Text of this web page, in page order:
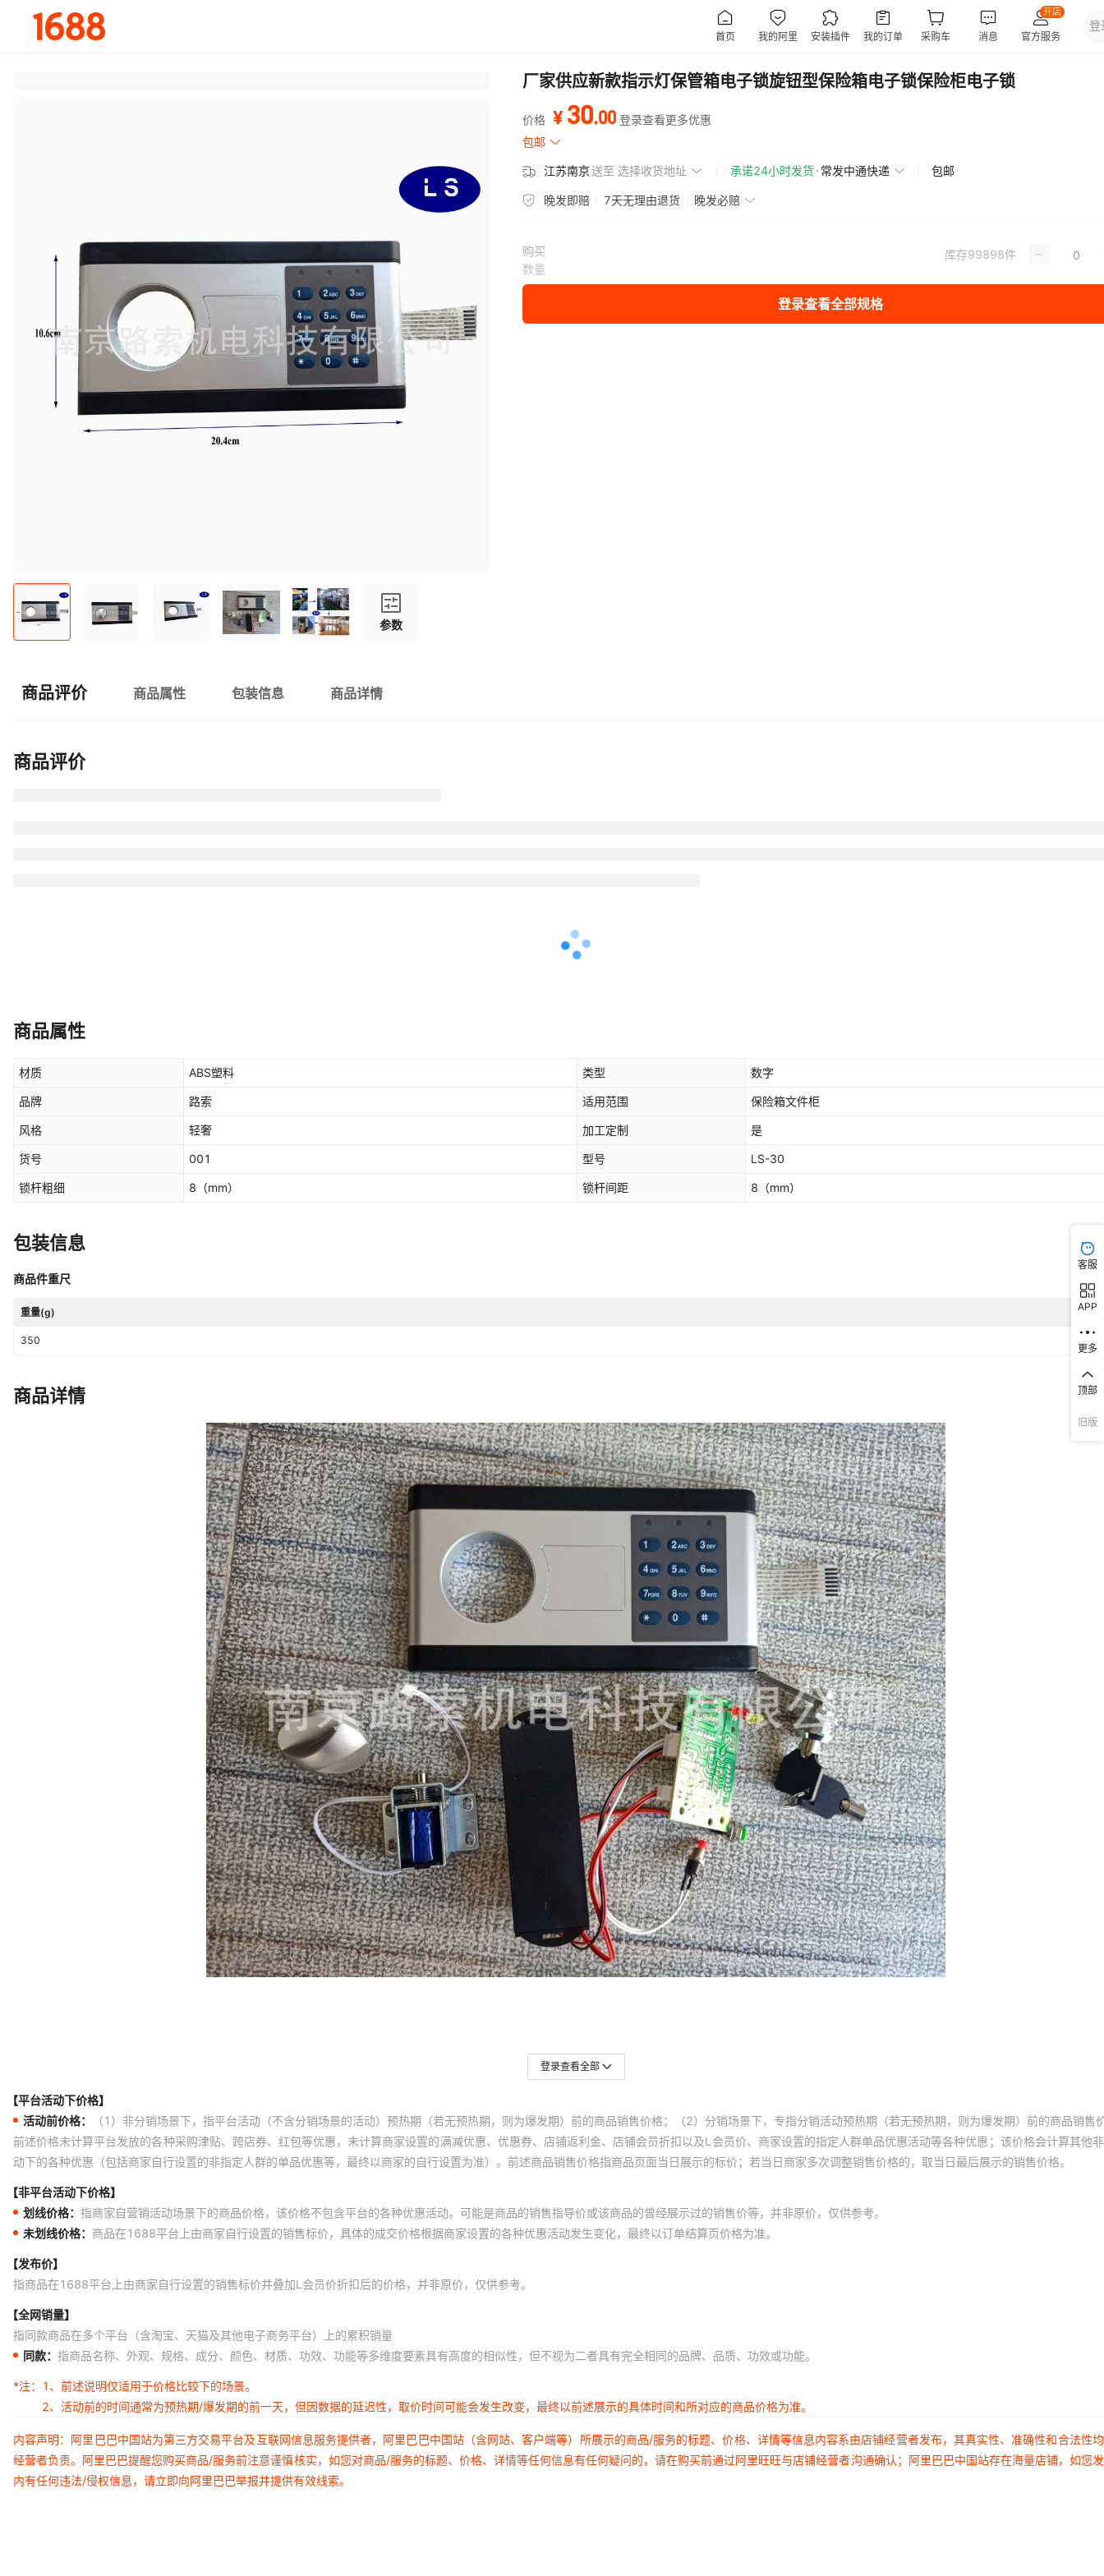
参数
厂家供应新款指示灯保管箱电子锁旋钮型保险箱电子锁保险柜电子锁
价格 ¥ 30.00 登录查看更多优惠
包邮
江苏南京送至 选择收货地址 承诺24小时发货 常发中通快递 包邮
晚发即赔 7天无理由退货 晚发必赔
购买
数量
库存99898件
登录查看全部规格
商品评价 商品属性 包装信息 商品详情
商品评价
商品属性
材质 ABS塑料 类型 数字
品牌 路索 适用范围 保险箱文件柜
风格 轻奢 加工定制 是
货号 001 型号 LS-30
锁杆粗细 8 （mm） 锁杆间距 8 （mm）
包装信息
商品件重尺
重量(g)
350
商品详情
登录查看全部
【平台活动下价格】
活动前价格：
（1）非分销场景下，指平台活动（不含分销场景的活动）预热期（若无预热期，则为爆发期）前的商品销售价格；（2）分销场景下，专指分销活动预热期（若无预热期，则为爆发期）前的商品销售
前述价格未计算平台发放的各种采购津贴、跨店券、红包等优惠，未计算商家设置的满减优惠、优惠券、店铺返利金、店铺会员折扣以及L会员价、商家设置的指定人群单品优惠活动等各种优惠；该价格会计算其他
动下的各种优惠（包括商家自行设置的非指定人群的单品优惠等，最终以商家的自行设置为准）。前述商品销售价格指商品页面当日展示的标价；若当日商家多次调整销售价格的，取当日最后展示的销售价格。
【非平台活动下价格】
划线价格： 指商家自营销活动场景下的商品价格，该价格不包含平台的各种优惠活动。可能是商品的销售指导价或该商品的曾经展示过的销售价等，并非原价，仅供参考。
未划线价格： 商品在1688平台上由商家自行设置的销售标价，具体的成交价格根据商家设置的各种优惠活动发生变化，最终以订单结算页价格为准。
【发布价】
指商品在1688平台上由商家自行设置的销售标价并叠加L会员价折扣后的价格，并非原价，仅供参考。
【全网销量】
指同款商品在多个平台（含淘宝、天猫及其他电子商务平台）上的累积销量
同款： 指商品名称、外观、规格、成分、颜色、材质、功效、功能等多维度要素具有高度的相似性，但不视为二者具有完全相同的品牌、品质、功效或功能。
*注：
1、前述说明仅适用于价格比较下的场景。
2、活动前的时间通常为预热期/爆发期的前一天，但因数据的延迟性，取价时间可能会发生改变，最终以前述展示的具体时间和所对应的商品价格为准。
内容声明：阿里巴巴中国站为第三方交易平台及互联网信息服务提供者，阿里巴巴中国站（含网站、客户端等）所展示的商品/服务的标题、价格、详情等信息内容系由店铺经营者发布，其真实性、准确性和合法性
经营者负责。阿里巴巴提醒您购买商品/服务前注意谨慎核实，如您对商品/服务的标题、价格、详情等任何信息有任何疑问的，请在购买前通过阿里旺旺与店铺经营者沟通确认；阿里巴巴中国站存在海量店铺，如您
内有任何违法/侵权信息，请立即向阿里巴巴举报并提供有效线索。
客服
APP
更多
顶部
旧版